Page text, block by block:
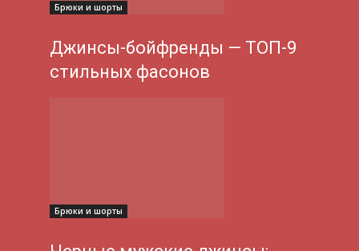
Брюки и шорты
Джинсы-бойфренды — ТОП-9
стильных фасонов
Брюки и шорты